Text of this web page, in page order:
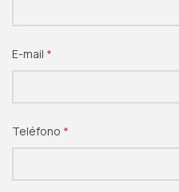
E-mail *
(necesario)
Teléfono *
(necesario)